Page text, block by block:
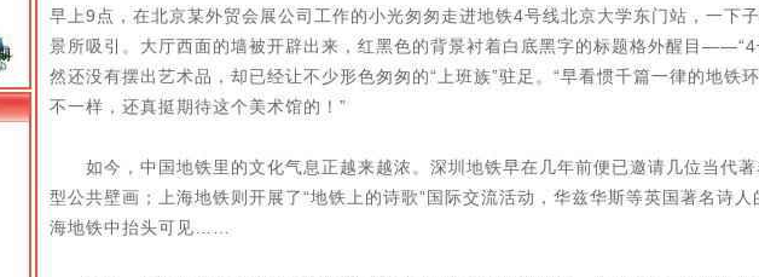
早上9点，在北京某外贸会展公司工作的小光匆匆走进地铁4号线北京大学东门站，一下
景所吸引。大厅西面的墙被开辟出来，红黑色的背景衬着白底黑字的标题格外醒目——“4
然还没有摆出艺术品，却已经让不少形色匆匆的“上班族”驻足。“早看惯千篇一律的地铁
不一样，还真挺期待这个美术馆的！”
如今，中国地铁里的文化气息正越来越浓。深圳地铁早在几年前便已邀请几位当代著
型公共壁画；上海地铁则开展了“地铁上的诗歌”国际交流活动，华兹华斯等英国著名诗人
海地铁中抬头可见……